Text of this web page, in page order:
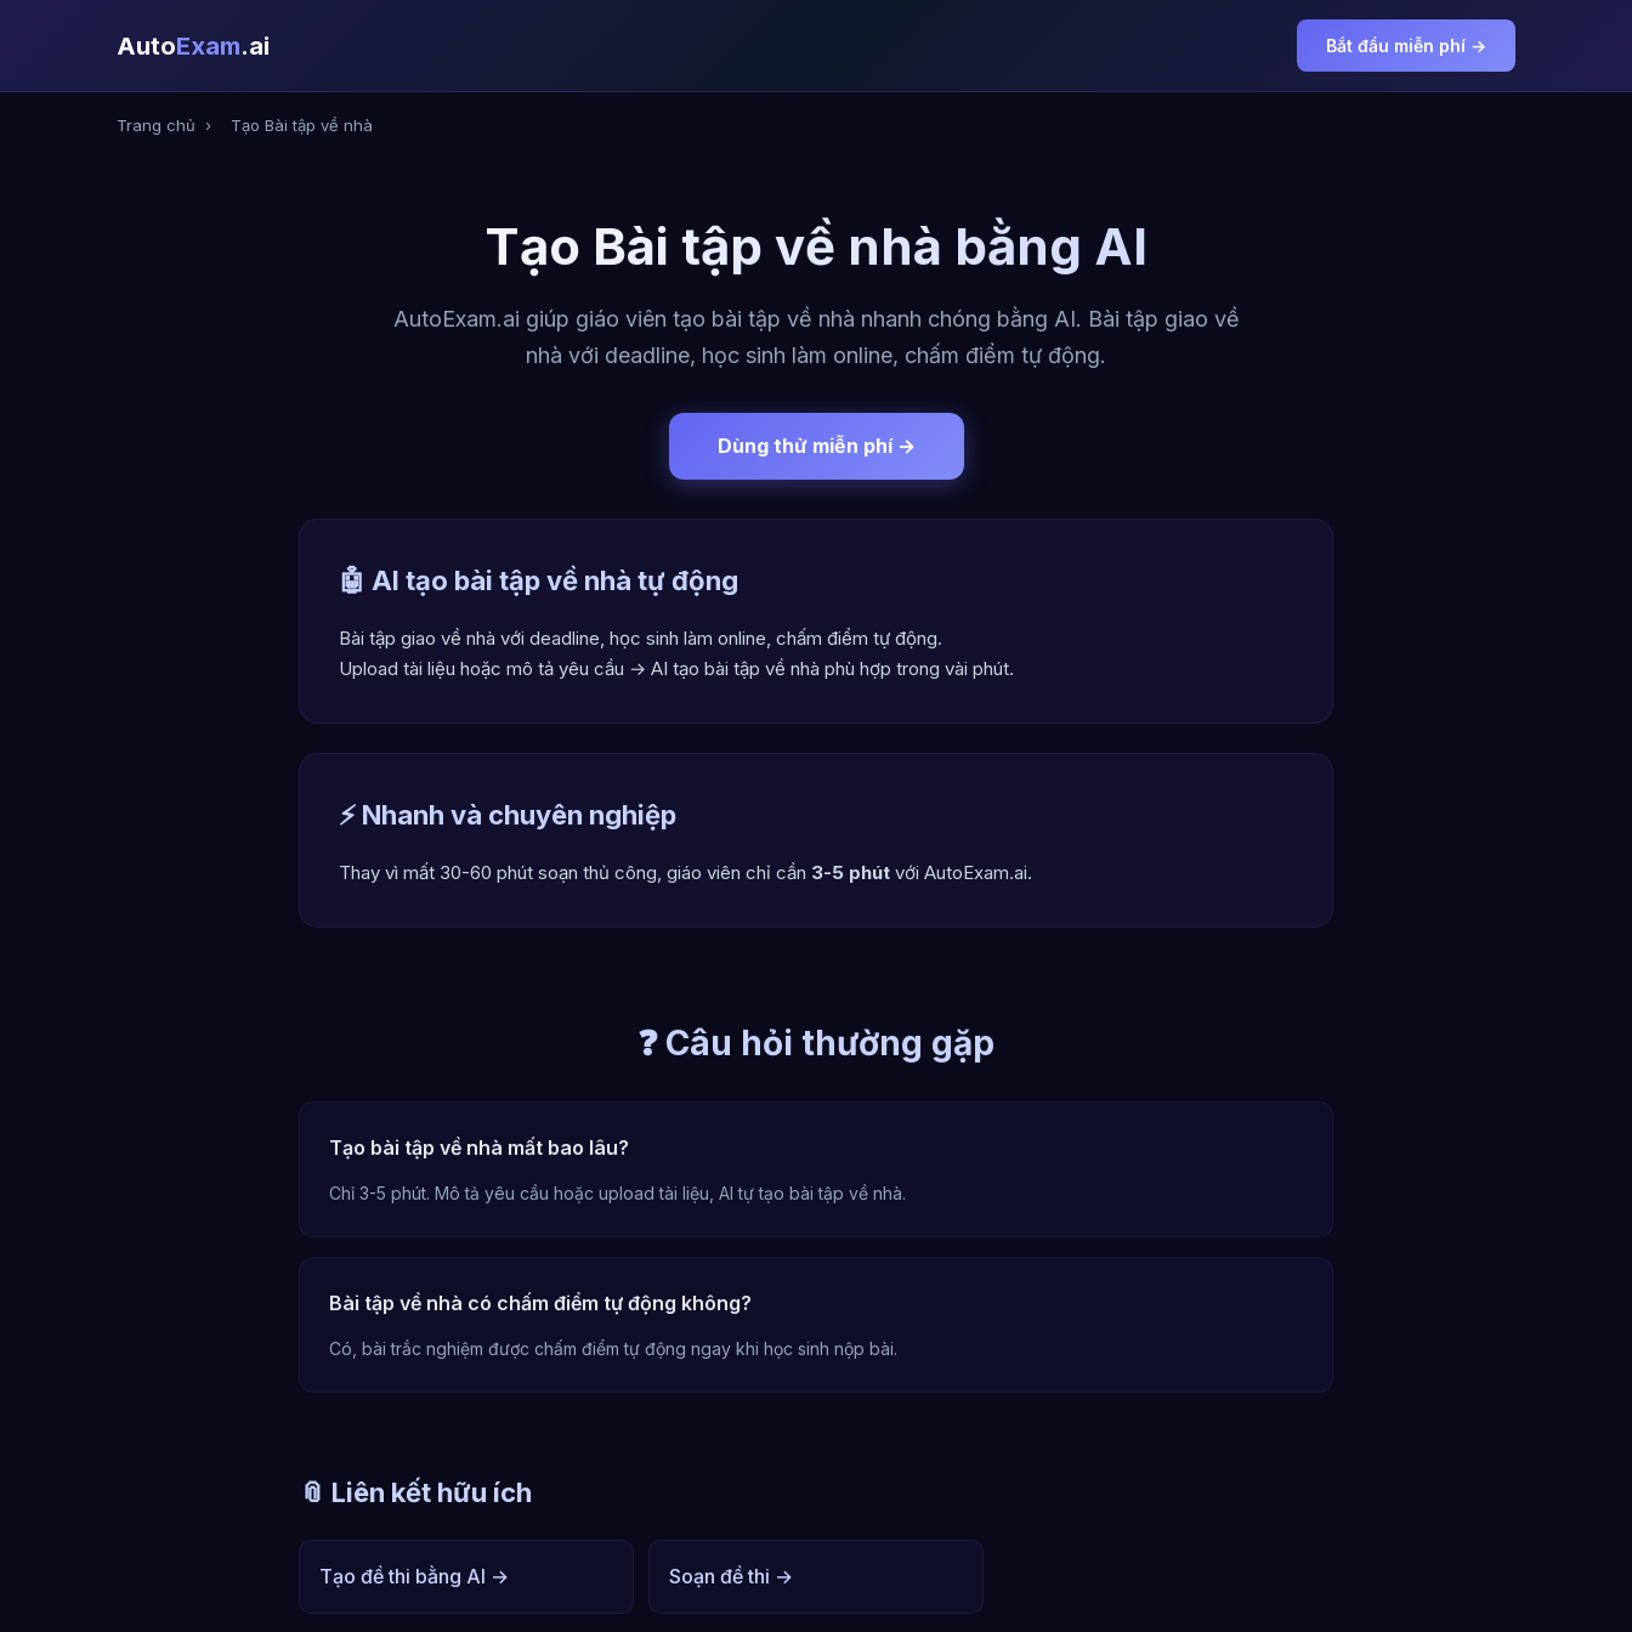
AutoExam.ai Bắt đầu miễn phí →
Trang chủ › Tạo Bài tập về nhà
Tạo Bài tập về nhà bằng AI
AutoExam.ai giúp giáo viên tạo bài tập về nhà nhanh chóng bằng AI. Bài tập giao về
nhà với deadline, học sinh làm online, chấm điểm tự động.
Dùng thử miễn phí →
🤖 AI tạo bài tập về nhà tự động
Bài tập giao về nhà với deadline, học sinh làm online, chấm điểm tự động.
Upload tài liệu hoặc mô tả yêu cầu → AI tạo bài tập về nhà phù hợp trong vài phút.
⚡ Nhanh và chuyên nghiệp
Thay vì mất 30-60 phút soạn thủ công, giáo viên chỉ cần 3-5 phút với AutoExam.ai.
❓ Câu hỏi thường gặp
Tạo bài tập về nhà mất bao lâu?
Chỉ 3-5 phút. Mô tả yêu cầu hoặc upload tài liệu, AI tự tạo bài tập về nhà.
Bài tập về nhà có chấm điểm tự động không?
Có, bài trắc nghiệm được chấm điểm tự động ngay khi học sinh nộp bài.
📎 Liên kết hữu ích
Tạo đề thi bằng AI → Soạn đề thi →